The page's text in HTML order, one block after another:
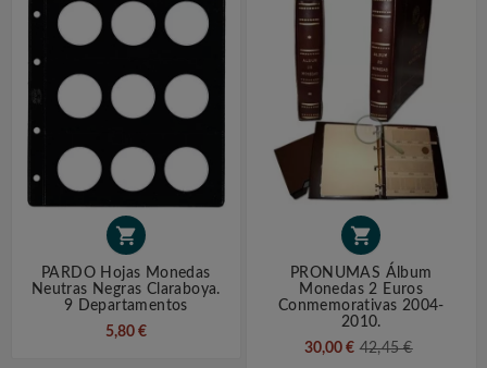

PARDO Hojas Monedas
Neutras Negras Claraboya.
9 Departamentos
5,80 €

PRONUMAS Álbum
Monedas 2 Euros
Conmemorativas 2004-
2010.
30,00 € 42,45 €